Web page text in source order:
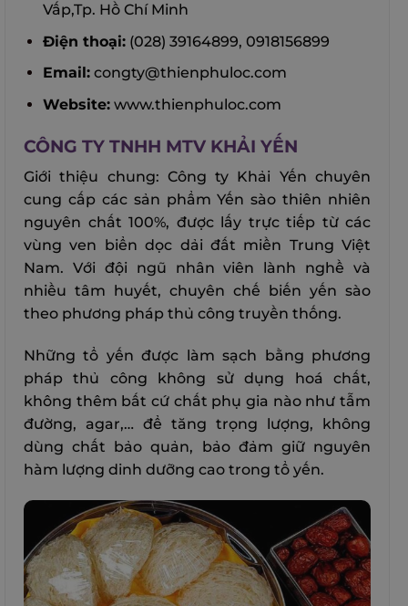
Vấp,Tp. Hồ Chí Minh
Điện thoại:(028) 39164899, 0918156899
Email: congty@thienphuloc.com
Website:www.thienphuloc.com
CÔNG TY TNHH MTV KHẢI YẾN
Giới thiệu chung: Công ty Khải Yến chuyên
cung cấp các sản phẩm Yến sào thiên nhiên
nguyên chất 100%, được lấy trực tiếp từ các
vùng ven biển dọc dải đất miền Trung Việt
Nam. Với đội ngũ nhân viên lành nghề và
nhiều tâm huyết, chuyên chế biến yến sào
theo phương pháp thủ công truyền thống.
Những tổ yến được làm sạch bằng phương
pháp thủ công không sử dụng hoá chất,
không thêm bất cứ chất phụ gia nào như tẫm
đường, agar,… để tăng trọng lượng, không
dùng chất bảo quản, bảo đảm giữ nguyên
hàm lượng dinh dưỡng cao trong tổ yến.